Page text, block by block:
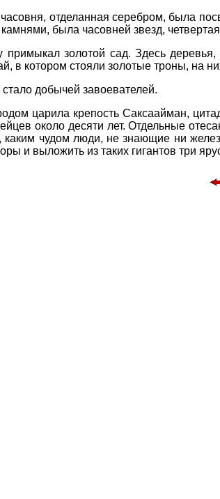
отделанная серебром, была
была часовней звезд,
примыкал золотой сад. Здесь
в котором стояли золотые троны, на
стало добычей завоевателей.
царила крепость Саксаайман,
около десяти лет. Отдельные
каким чудом люди, не знающие ни
и выложить из таких гигантов три